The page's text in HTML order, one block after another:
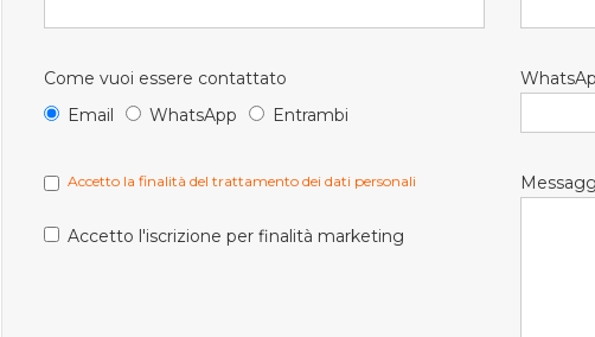
Come vuoi essere contattato
Email
WhatsApp Entrambi
Accetto la finalità del trattamento dei dati personali
Accetto l'iscrizione per finalità marketing